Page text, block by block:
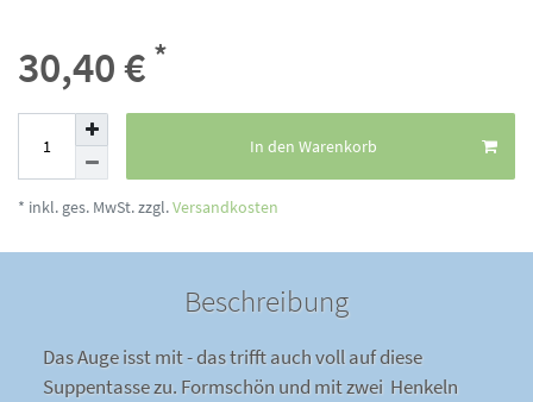
30,40 € *
In den Warenkorb
* inkl. ges. MwSt. zzgl.Versandkosten
Beschreibung
Das Auge isst mit - das trifft auch voll auf diese
Suppentasse zu. Formschön und mit zwei Henkeln